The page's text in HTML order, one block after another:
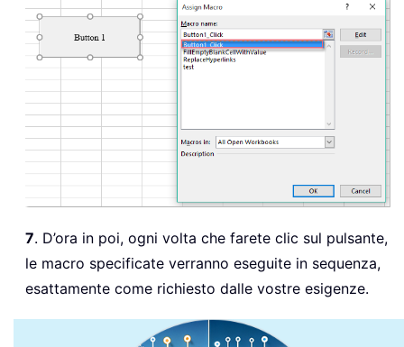
7. D’ora in poi, ogni volta che farete clic sul pulsante,
le macro specificate verranno eseguite in sequenza,
esattamente come richiesto dalle vostre esigenze.